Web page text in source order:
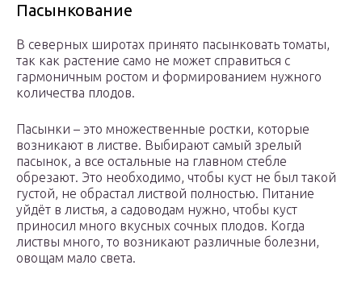
Пасынкование
В северных широтах принято пасынковать томаты,
так как растение само не может справиться с
гармоничным ростом и формированием нужного
количества плодов.
Пасынки – это множественные ростки, которые
возникают в листве. Выбирают самый зрелый
пасынок, а все остальные на главном стебле
обрезают. Это необходимо, чтобы куст не был такой
густой, не обрастал листвой полностью. Питание
уйдёт в листья, а садоводам нужно, чтобы куст
приносил много вкусных сочных плодов. Когда
листвы много, то возникают различные болезни,
овощам мало света.